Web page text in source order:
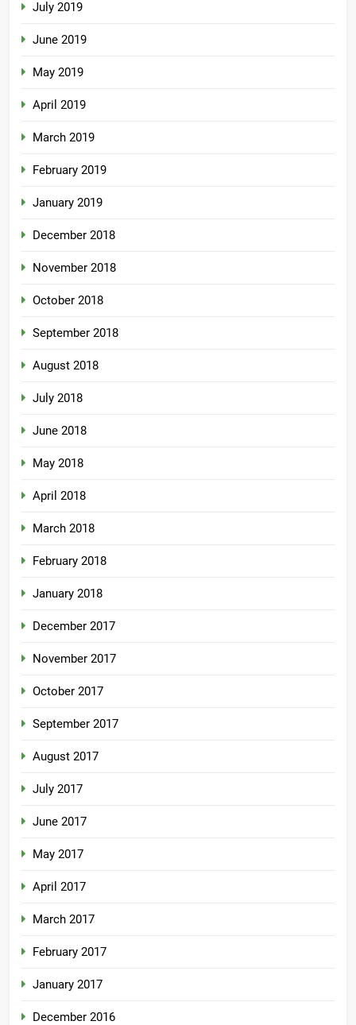
July 2019
June 2019
May 2019
April 2019
March 2019
February 2019
January 2019
December 2018
November 2018
October 2018
September 2018
August 2018
July 2018
June 2018
May 2018
April 2018
March 2018
February 2018
January 2018
December 2017
November 2017
October 2017
September 2017
August 2017
July 2017
June 2017
May 2017
April 2017
March 2017
February 2017
January 2017
December 2016